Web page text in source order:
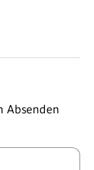
Absenden